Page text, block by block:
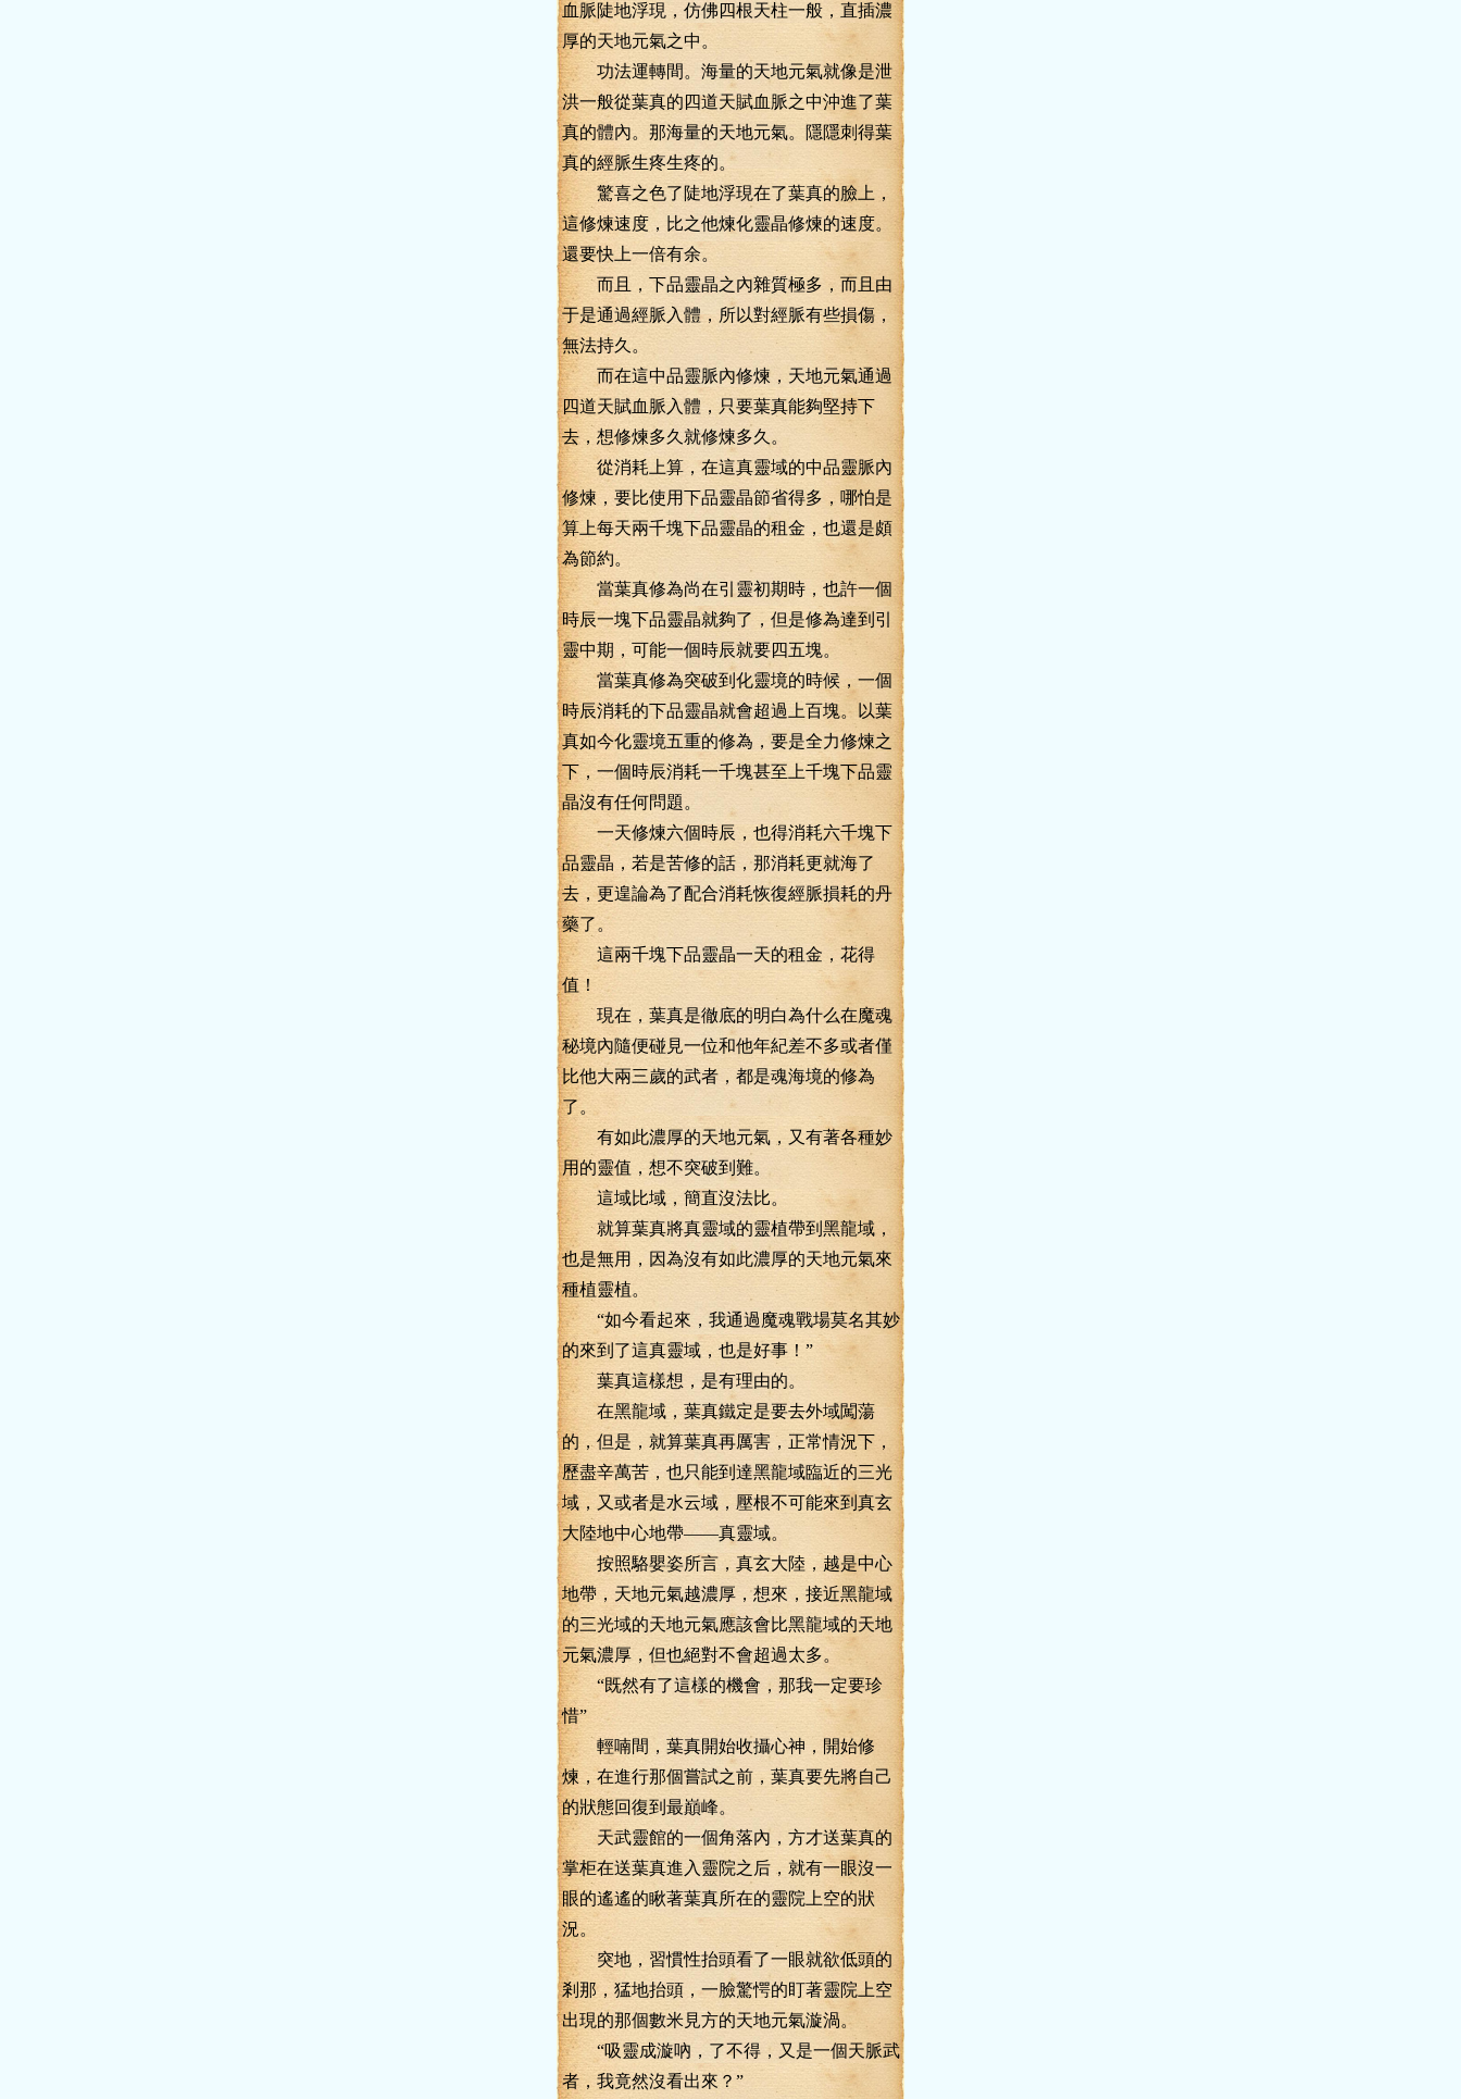
血脈陡地浮現，仿佛四根天柱一般，直插濃
厚的天地元氣之中。
功法運轉間。海量的天地元氣就像是泄
洪一般從葉真的四道天賦血脈之中沖進了葉
真的體內。那海量的天地元氣。隱隱刺得葉
真的經脈生疼生疼的。
驚喜之色了陡地浮現在了葉真的臉上，
這修煉速度，比之他煉化靈晶修煉的速度。
還要快上一倍有余。
而且，下品靈晶之內雜質極多，而且由
于是通過經脈入體，所以對經脈有些損傷，
無法持久。
而在這中品靈脈內修煉，天地元氣通過
四道天賦血脈入體，只要葉真能夠堅持下
去，想修煉多久就修煉多久。
從消耗上算，在這真靈域的中品靈脈內
修煉，要比使用下品靈晶節省得多，哪怕是
算上每天兩千塊下品靈晶的租金，也還是頗
為節約。
當葉真修為尚在引靈初期時，也許一個
時辰一塊下品靈晶就夠了，但是修為達到引
靈中期，可能一個時辰就要四五塊。
當葉真修為突破到化靈境的時候，一個
時辰消耗的下品靈晶就會超過上百塊。以葉
真如今化靈境五重的修為，要是全力修煉之
下，一個時辰消耗一千塊甚至上千塊下品靈
晶沒有任何問題。
一天修煉六個時辰，也得消耗六千塊下
品靈晶，若是苦修的話，那消耗更就海了
去，更遑論為了配合消耗恢復經脈損耗的丹
藥了。
這兩千塊下品靈晶一天的租金，花得
值！
現在，葉真是徹底的明白為什么在魔魂
秘境內隨便碰見一位和他年紀差不多或者僅
比他大兩三歲的武者，都是魂海境的修為
了。
有如此濃厚的天地元氣，又有著各種妙
用的靈值，想不突破到難。
這域比域，簡直沒法比。
就算葉真將真靈域的靈植帶到黑龍域，
也是無用，因為沒有如此濃厚的天地元氣來
種植靈植。
“如今看起來，我通過魔魂戰場莫名其妙
的來到了這真靈域，也是好事！”
葉真這樣想，是有理由的。
在黑龍域，葉真鐵定是要去外域闖蕩
的，但是，就算葉真再厲害，正常情況下，
歷盡辛萬苦，也只能到達黑龍域臨近的三光
域，又或者是水云域，壓根不可能來到真玄
大陸地中心地帶——真靈域。
按照駱嬰姿所言，真玄大陸，越是中心
地帶，天地元氣越濃厚，想來，接近黑龍域
的三光域的天地元氣應該會比黑龍域的天地
元氣濃厚，但也絕對不會超過太多。
“既然有了這樣的機會，那我一定要珍
惜”
輕喃間，葉真開始收攝心神，開始修
煉，在進行那個嘗試之前，葉真要先將自己
的狀態回復到最巔峰。
天武靈館的一個角落內，方才送葉真的
掌柜在送葉真進入靈院之后，就有一眼沒一
眼的遙遙的瞅著葉真所在的靈院上空的狀
況。
突地，習慣性抬頭看了一眼就欲低頭的
剎那，猛地抬頭，一臉驚愕的盯著靈院上空
出現的那個數米見方的天地元氣漩渦。
“吸靈成漩吶，了不得，又是一個天脈武
者，我竟然沒看出來？”